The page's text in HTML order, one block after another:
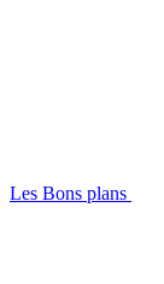
Les Bons plans